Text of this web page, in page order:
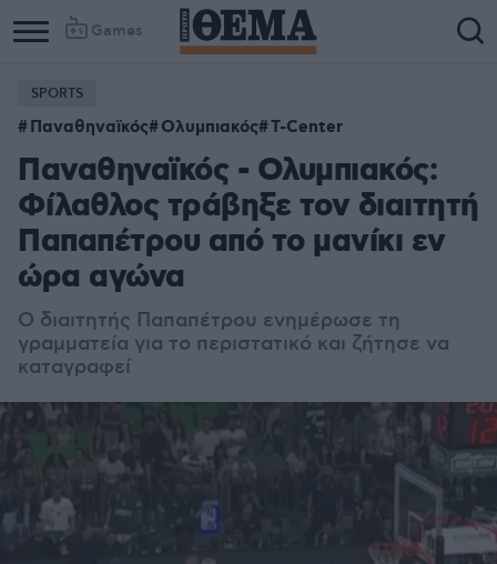
Games
SPORTS
Παναθηναϊκός Ολυμπιακός T-Center
Παναθηναϊκός - Ολυμπιακός:
Φίλαθλος τράβηξε τον διαιτητή
Παπαπέτρου από το μανίκι εν
ώρα αγώνα
Ο διαιτητής Παπαπέτρου ενημέρωσε τη
γραμματεία για το περιστατικό και ζήτησε να
καταγραφεί